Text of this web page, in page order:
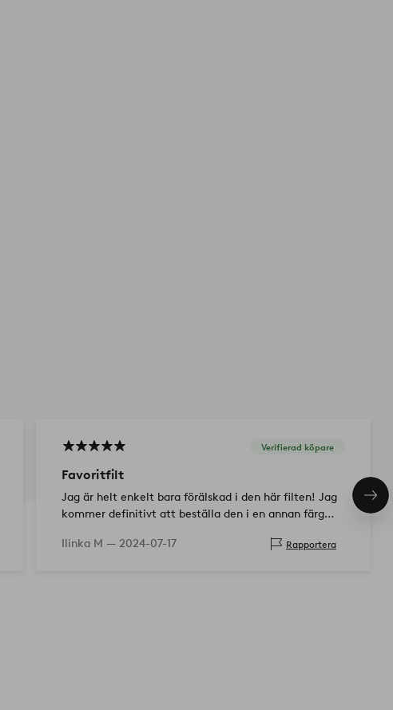
Verifierad köpare
Favoritfilt
Jag är helt enkelt bara förälskad i den här filten! Jag
kommer definitivt att beställa den i en annan färg
Ilinka M — 2024-07-17 Rapportera